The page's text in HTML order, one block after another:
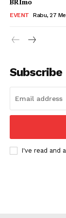
EVENT Rabu, 27
Subscribe
I've read and